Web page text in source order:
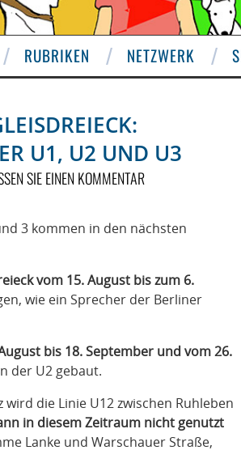
RUBRIKEN NETZWERK
U1, U2 UND U3
SIE EINEN KOMMENTAR
3 kommen in den nächsten
vom 15. August bis zum 6.
wie ein Sprecher der Berliner
bis 18. September und vom 26.
der U2 gebaut.
die Linie U12 zwischen Ruhleben
in diesem Zeitraum nicht genutzt
Lanke und Warschauer Straße,